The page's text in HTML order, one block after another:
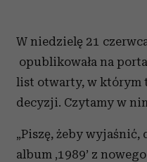
W niedzielę 21
opublikowała na
list otwarty, w którym
decyzji. Czytamy w
„Piszę, żeby
album ‚1989’ z